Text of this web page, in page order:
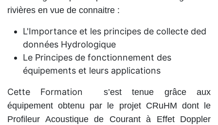
rivières en vue de connaitre :
L'Importance et les principes de collecte ded
données Hydrologique
Le Principes de fonctionnement des
équipements et leurs applications
Cette Formation s’est tenue grâce aux
équipement obtenu par le projet CRuHM dont le
Profileur Acoustique de Courant à Effet Doppler